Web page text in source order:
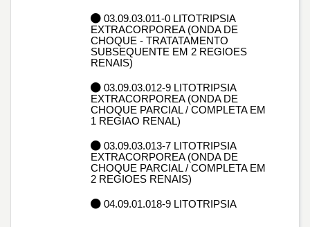
03.09.03.011-0 LITOTRIPSIA
EXTRACORPOREA (ONDA DE
CHOQUE - TRATATAMENTO
SUBSEQUENTE EM 2 REGIOES
RENAIS)
03.09.03.012-9 LITOTRIPSIA
EXTRACORPOREA (ONDA DE
CHOQUE PARCIAL / COMPLETA EM
1 REGIAO RENAL)
03.09.03.013-7 LITOTRIPSIA
EXTRACORPOREA (ONDA DE
CHOQUE PARCIAL / COMPLETA EM
2 REGIOES RENAIS)
04.09.01.018-9 LITOTRIPSIA